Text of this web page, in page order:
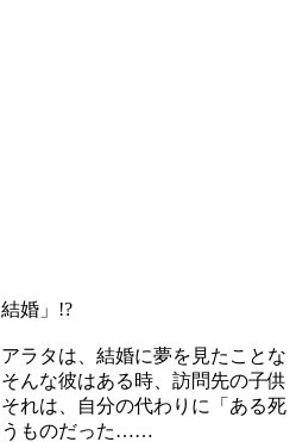
婚」!?
ラタは、結婚に夢を見たことな
んな彼はある時、訪問先の子供
れは、自分の代わりに「ある死
うものだった……